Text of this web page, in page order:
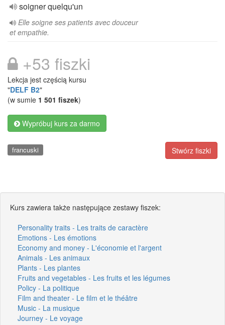
soigner quelqu'un
Elle soigne ses patients avec douceur
et empathie.
+53 fiszki
Lekcja jest częścią kursu
"DELF B2"
(w sumie 1 501 fiszek)
Wypróbuj kurs za darmo
Stwórz fiszki
francuski
Kurs zawiera także następujące zestawy fiszek:
Personality traits - Les traits de caractère
Emotions - Les émotions
Economy and money - L'économie et l'argent
Animals - Les animaux
Plants - Les plantes
Fruits and vegetables - Les fruits et les légumes
Policy - La politique
Film and theater - Le film et le théâtre
Music - La musique
Journey - Le voyage